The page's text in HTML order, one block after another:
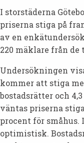
I storstäderna
priserna stiga på
av en
220 mäklare från de
Undersökningen
kommer att stiga
bostadsrätter och
väntas priserna
procent för
optimistisk.